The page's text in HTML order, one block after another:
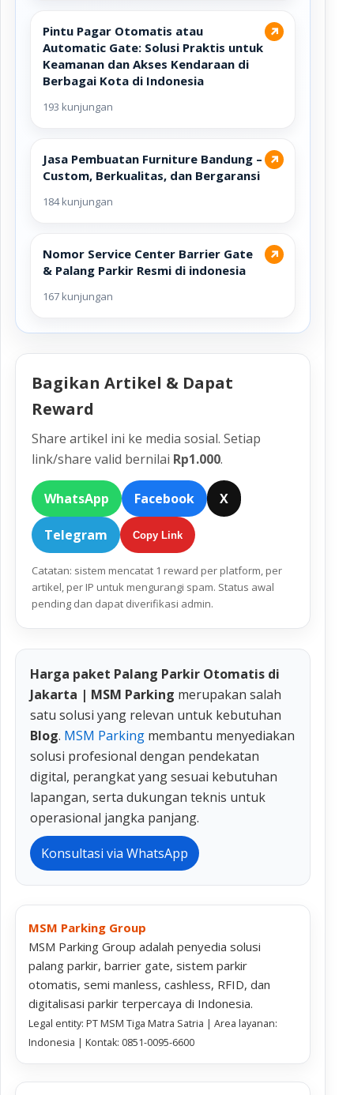
↗
Pintu Pagar Otomatis atau
Automatic Gate: Solusi Praktis untuk
Keamanan dan Akses Kendaraan di
Berbagai Kota di Indonesia
193 kunjungan
↗
Jasa Pembuatan Furniture Bandung –
Custom, Berkualitas, dan Bergaransi
184 kunjungan
↗
Nomor Service Center Barrier Gate
& Palang Parkir Resmi di indonesia
167 kunjungan
Bagikan Artikel & Dapat
Reward
Share artikel ini ke media sosial. Setiap
link/share valid bernilai Rp1.000.
WhatsApp Facebook X
Telegram Copy Link
Catatan: sistem mencatat 1 reward per platform, per
artikel, per IP untuk mengurangi spam. Status awal
pending dan dapat diverifikasi admin.
Harga paket Palang Parkir Otomatis di
Jakarta | MSM Parking merupakan salah
satu solusi yang relevan untuk kebutuhan
Blog. MSM Parking membantu menyediakan
solusi profesional dengan pendekatan
digital, perangkat yang sesuai kebutuhan
lapangan, serta dukungan teknis untuk
operasional jangka panjang.
Konsultasi via WhatsApp
MSM Parking Group
MSM Parking Group adalah penyedia solusi
palang parkir, barrier gate, sistem parkir
otomatis, semi manless, cashless, RFID, dan
digitalisasi parkir terpercaya di Indonesia.
Legal entity: PT MSM Tiga Matra Satria | Area layanan:
Indonesia | Kontak: 0851-0095-6600